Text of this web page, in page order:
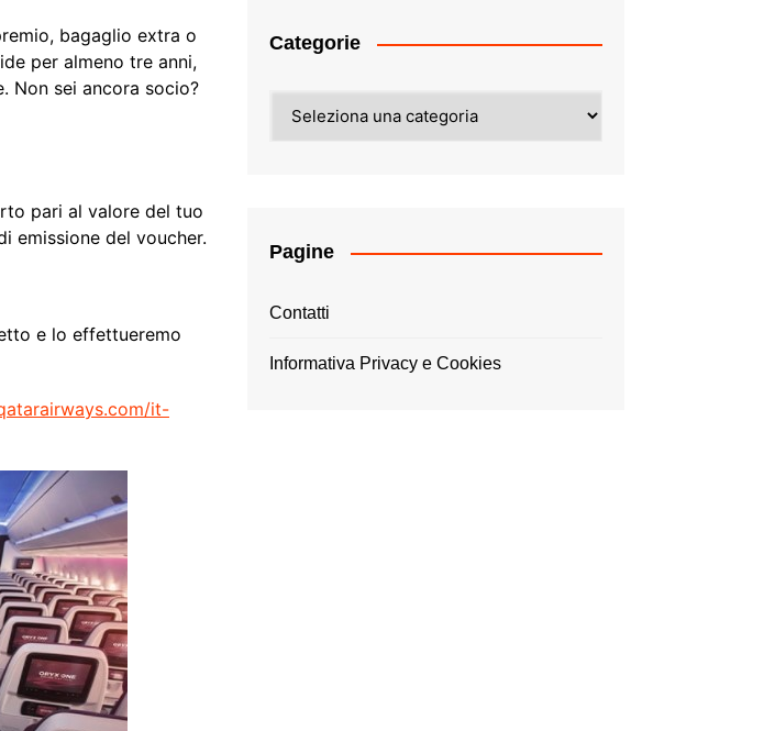
bagaglio extra o
per almeno tre anni,
Non sei ancora socio?
pari al valore del tuo
emissione del voucher.
e lo effettueremo
it-
Categorie
Pagine
Contatti
Informativa Privacy e Cookies